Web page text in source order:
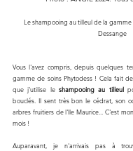
Le shampooing au tilleul de la gamme
Dessange
Vous l'avez compris, depuis quelques
gamme de soins Phytodess ! Cela fait
que j'utilise le shampooing au tilleul
bouclés. Il sent très bon le cédrat, son
arbres fruitiers de l'Ile Maurice... C'est
mois !
Auparavant, je n'arrivais pas à